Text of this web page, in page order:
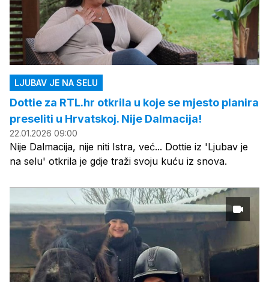
LJUBAV JE NA SELU
Dottie za RTL.hr otkrila u koje se mjesto planira
preseliti u Hrvatskoj. Nije Dalmacija!
22.01.2026 09:00
Nije Dalmacija, nije niti Istra, već... Dottie iz 'Ljubav je
na selu' otkrila je gdje traži svoju kuću iz snova.